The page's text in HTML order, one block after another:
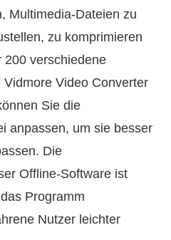
Multimedia-Dateien zu
zu komprimieren
200 verschiedene
Video Converter
Sie die
anpassen, um sie besser
Die
Offline-Software ist
Programm
Nutzer leichter